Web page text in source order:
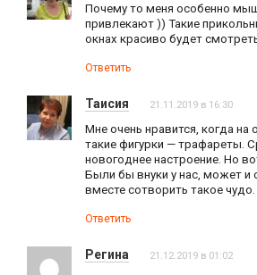
Почему то меня особенно
привлекают )) Такие
окнах красиво будет
Ответить
Таисия 21.11.2019 в 16:30
Мне очень нравится, когда на
такие фигурки — трафареты.
новогоднее настроение. Но
Были бы внуки у нас, может и
вместе сотворить такое чудо.
Ответить
Регина 21.12.2019 в 01:02